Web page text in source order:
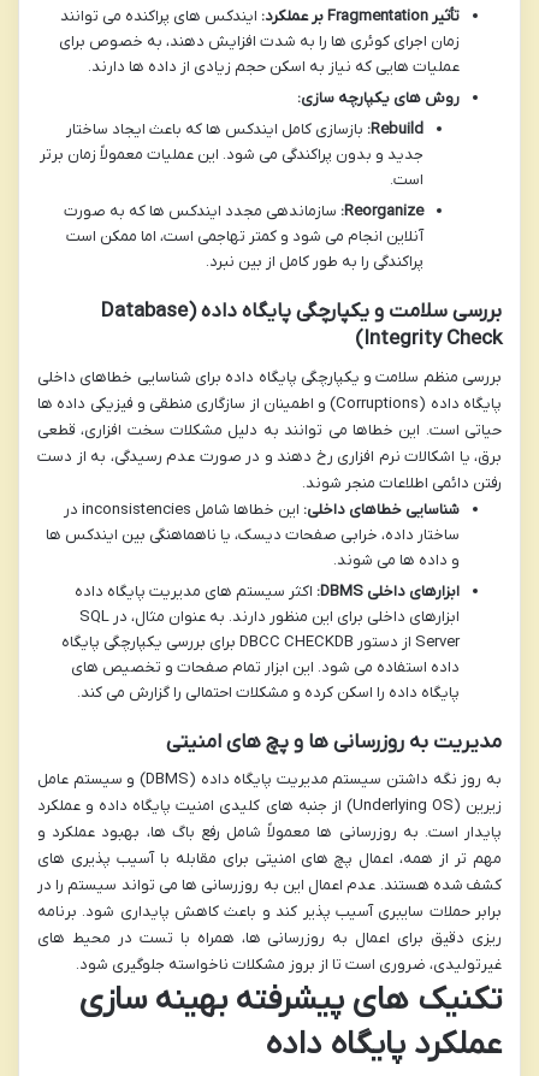
تأثیر Fragmentation بر عملکرد:
ایندکس های پراکنده می توانند
زمان اجرای کوئری ها را به شدت افزایش دهند، به خصوص برای
عملیات هایی که نیاز به اسکن حجم زیادی از داده ها دارند.
روش های یکپارچه سازی:
Rebuild: بازسازی کامل ایندکس ها که باعث ایجاد ساختار
جدید و بدون پراکندگی می شود. این عملیات معمولاً زمان برتر
است.
Reorganize: سازماندهی مجدد ایندکس ها که به صورت
آنلاین انجام می شود و کمتر تهاجمی است، اما ممکن است
پراکندگی را به طور کامل از بین نبرد.
بررسی سلامت و یکپارچگی پایگاه داده (Database
Integrity Check)
بررسی منظم سلامت و یکپارچگی پایگاه داده برای شناسایی خطاهای داخلی
پایگاه داده (Corruptions) و اطمینان از سازگاری منطقی و فیزیکی داده ها
حیاتی است. این خطاها می توانند به دلیل مشکلات سخت افزاری، قطعی
برق، یا اشکالات نرم افزاری رخ دهند و در صورت عدم رسیدگی، به از دست
رفتن دائمی اطلاعات منجر شوند.
شناسایی خطاهای داخلی:
این خطاها شامل inconsistencies در
ساختار داده، خرابی صفحات دیسک، یا ناهماهنگی بین ایندکس ها
و داده ها می شوند.
ابزارهای داخلی DBMS:
اکثر سیستم های مدیریت پایگاه داده
ابزارهای داخلی برای این منظور دارند. به عنوان مثال، در SQL
Server از دستور DBCC CHECKDB برای بررسی یکپارچگی پایگاه
داده استفاده می شود. این ابزار تمام صفحات و تخصیص های
پایگاه داده را اسکن کرده و مشکلات احتمالی را گزارش می کند.
مدیریت به روزرسانی ها و پچ های امنیتی
به روز نگه داشتن سیستم مدیریت پایگاه داده (DBMS) و سیستم عامل
زیرین (Underlying OS) از جنبه های کلیدی امنیت پایگاه داده و عملکرد
پایدار است. به روزرسانی ها معمولاً شامل رفع باگ ها، بهبود عملکرد و
مهم تر از همه، اعمال پچ های امنیتی برای مقابله با آسیب پذیری های
کشف شده هستند. عدم اعمال این به روزرسانی ها می تواند سیستم را در
برابر حملات سایبری آسیب پذیر کند و باعث کاهش پایداری شود. برنامه
ریزی دقیق برای اعمال به روزرسانی ها، همراه با تست در محیط های
غیرتولیدی، ضروری است تا از بروز مشکلات ناخواسته جلوگیری شود.
تکنیک های پیشرفته بهینه سازی
عملکرد پایگاه داده